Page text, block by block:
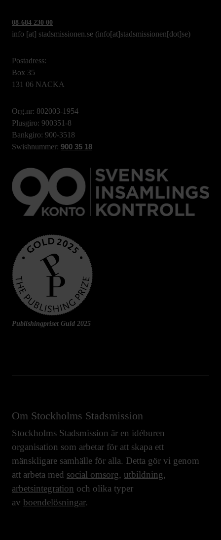
08-684 230 00
info [at] stadsmissionen.se (info[at]stadsmissionen[dot]se)
Postadress:
Box 35
131 06 NACKA
Org.nr: 802003-1954
Plusgiro: 900351-8
Bankgiro: 900-3518
Swishnummer: 900 35 18
Publishingpriset Guld 2025
Om Stockholms Stadsmission
Stockholms Stadsmission är en idéburen
organisation som arbetar för att skapa ett
mänskligare samhälle för alla. Detta gör vi genom
att arbeta med social omsorg, utbildning,
arbetsintegration och olika typer
av boendelösningar.